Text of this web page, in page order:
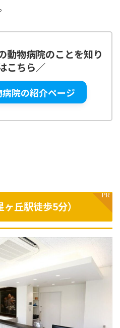
動物病院のことを知り
こちら／
院の紹介ページ
丘駅徒歩5分）